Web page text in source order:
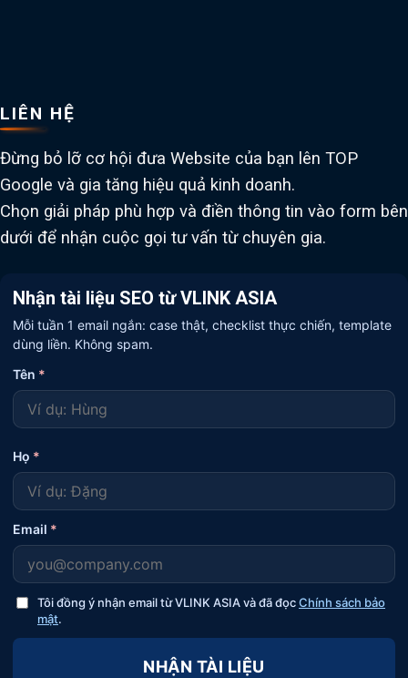
LIÊN HỆ
Đừng bỏ lỡ cơ hội đưa Website của bạn lên TOP
Google và gia tăng hiệu quả kinh doanh.
Chọn giải pháp phù hợp và điền thông tin vào form bên
dưới để nhận cuộc gọi tư vấn từ chuyên gia.
Nhận tài liệu SEO từ VLINK ASIA
Mỗi tuần 1 email ngắn: case thật, checklist thực chiến, template
dùng liền. Không spam.
Tên *
Họ *
Email *
Tôi đồng ý nhận email từ VLINK ASIA và đã đọcChính sách bảo
mật.
NHẬN TÀI LIỆU